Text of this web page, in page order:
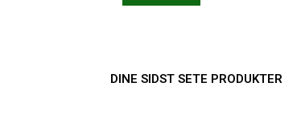
DINE SIDST SETE PRODUKTER